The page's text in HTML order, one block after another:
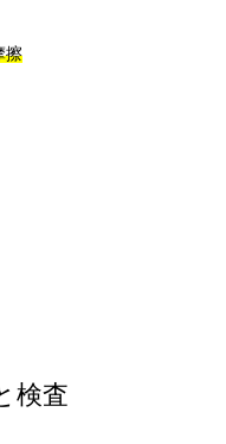
擦
検査